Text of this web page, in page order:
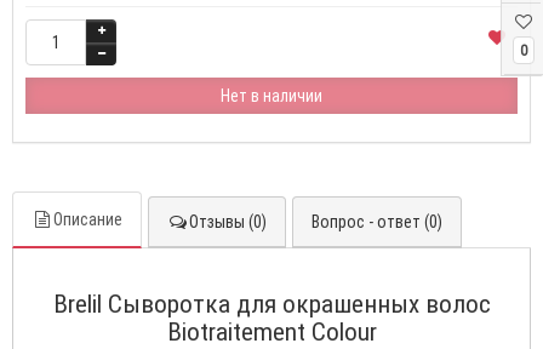
0
Нет в наличии
Описание Отзывы (0) Вопрос - ответ (0)
Brelil Сыворотка для окрашенных волос
Biotraitement Colour